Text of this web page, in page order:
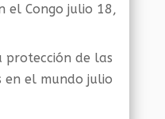
el Congo julio 18,
protección de las
en el mundo julio